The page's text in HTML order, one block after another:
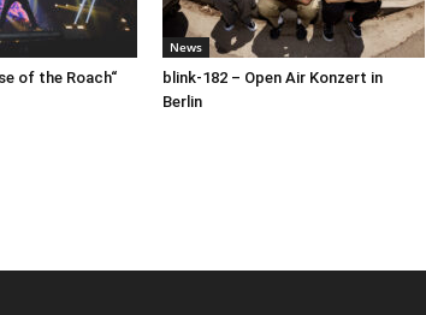
of the Roach“
News
blink-182 – Open Air Konzert in
Berlin